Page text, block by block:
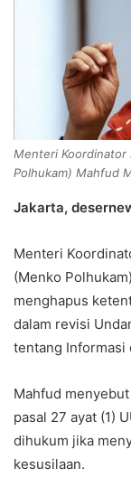
Menteri Koordinator
Polhukam) Mahfud
Jakarta,
Menteri
(Menko
menghapus
dalam revisi
tentang Informasi
Mahfud
pasal 27 ayat (1)
dihukum jika
kesusilaan.